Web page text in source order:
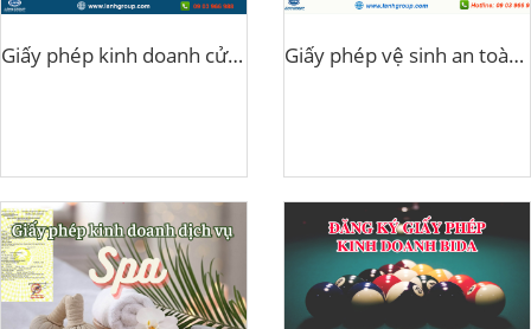
Giấy phép kinh doanh cửa hàng thức ăn gia súc Giấy phép vệ sinh an toàn thực phẩm